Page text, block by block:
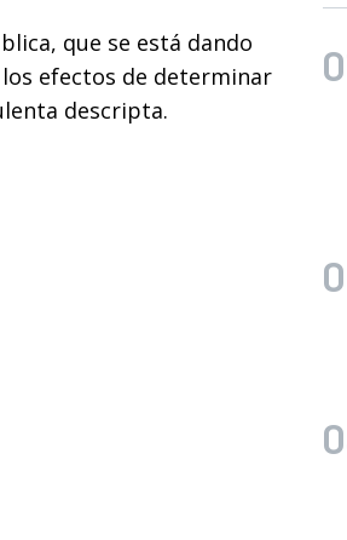
que se está dando
efectos de determinar
descripta.